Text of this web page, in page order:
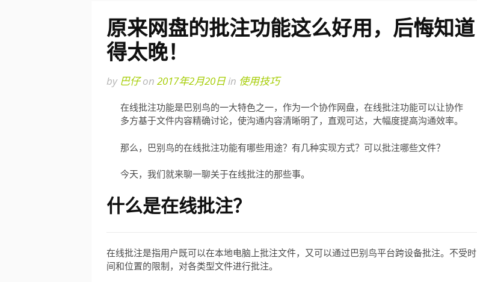
原来网盘的批注功能这么好用，后悔知道
得太晚！
by 巴仔on 2017年2月20日in 使用技巧
在线批注功能是巴别鸟的一大特色之一，作为一个协作网盘，在线批注功能可以让协作
多方基于文件内容精确讨论，使沟通内容清晰明了，直观可达，大幅度提高沟通效率。
那么，巴别鸟的在线批注功能有哪些用途？有几种实现方式？可以批注哪些文件？
今天，我们就来聊一聊关于在线批注的那些事。
什么是在线批注？
在线批注是指用户既可以在本地电脑上批注文件，又可以通过巴别鸟平台跨设备批注。不受时
间和位置的限制，对各类型文件进行批注。